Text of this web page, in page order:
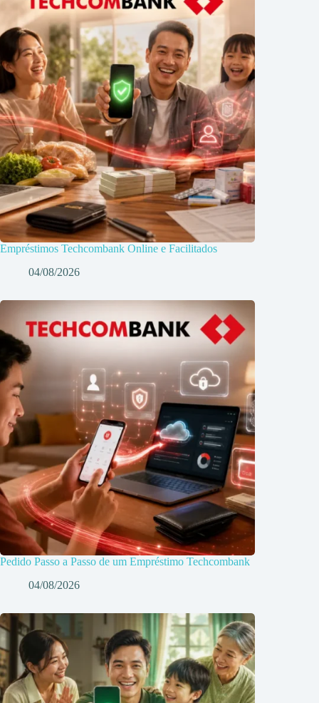
Empréstimos Techcombank Online e Facilitados
04/08/2026
Pedido Passo a Passo de um Empréstimo Techcombank
04/08/2026